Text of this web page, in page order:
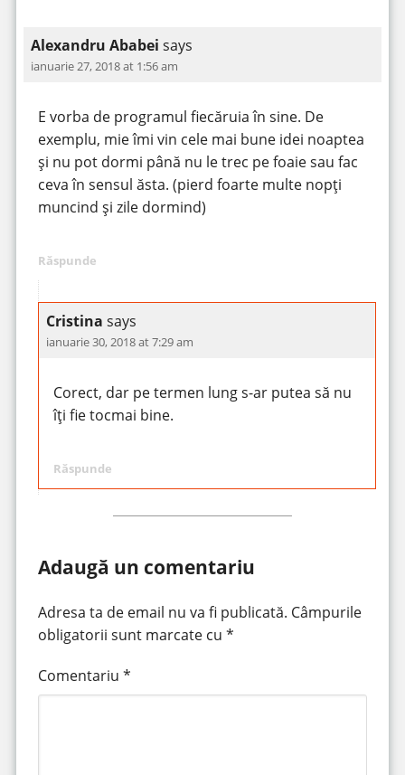
Alexandru Ababei says
ianuarie 27, 2018 at 1:56 am
E vorba de programul fiecăruia în sine. De
exemplu, mie îmi vin cele mai bune idei noaptea
și nu pot dormi până nu le trec pe foaie sau fac
ceva în sensul ăsta. (pierd foarte multe nopți
muncind și zile dormind)
Răspunde
Cristina says
ianuarie 30, 2018 at 7:29 am
Corect, dar pe termen lung s-ar putea să nu
îți fie tocmai bine.
Răspunde
Adaugă un comentariu
Adresa ta de email nu va fi publicată. Câmpurile
obligatorii sunt marcate cu *
Comentariu *